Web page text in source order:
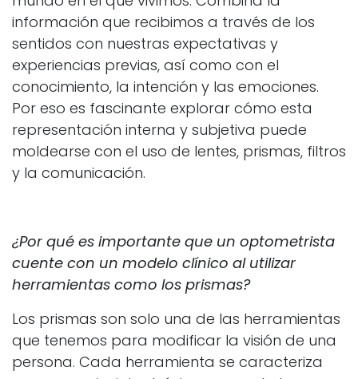
información que recibimos a través de los
sentidos con nuestras expectativas y
experiencias previas, así como con el
conocimiento, la intención y las emociones.
Por eso es fascinante explorar cómo esta
representación interna y subjetiva puede
moldearse con el uso de lentes, prismas, filtros
y la comunicación.
¿Por qué es importante que un optometrista
cuente con un modelo clínico al utilizar
herramientas como los prismas?
Los prismas son solo una de las herramientas
que tenemos para modificar la visión de una
persona. Cada herramienta se caracteriza